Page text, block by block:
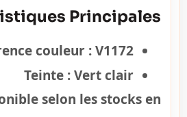
Principales :
couleur :V1172
Teinte :Vert clair
selon les stocks en